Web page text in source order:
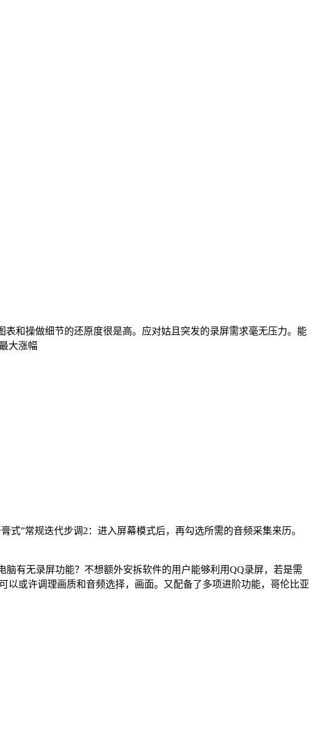
表和操做细节的还原度很是高。应对姑且突发的录屏需求毫无压力。能
大涨幅
式”常规迭代步调2：进入屏幕模式后，再勾选所需的音频采集来历。
有无录屏功能？不想额外安拆软件的用户能够利用QQ录屏，若是需
或许调理画质和音频选择，画面。又配备了多项进阶功能，哥伦比亚